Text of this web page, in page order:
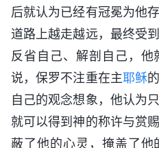
后就认为已经有冠冕为他
道路上越走越远，最终受
反省自己、解剖自己，
说，保罗不注重在主耶稣
自己的观念想象，他认为
就可以得到神的称许与赏
蔽了他的心灵，掩盖了他